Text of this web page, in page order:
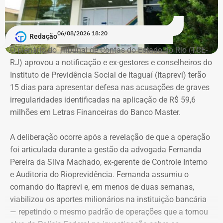
Em documento de consulta pública da Casa da Moeda do
Brasil, Alex Ofredi Melim aparece como representante da
Melim Corretora de Seguros Ltda., empresa que atua no
setor de seguros e planos de saúde.
Declaração de bens de Alex Melim em 2026 — Foto:
Reprodução/Divulgacand
Redação06/08/2026 18:20
O plenário do Tribunal de Contas do Estado do Rio (TCE-
RJ) aprovou a notificação e ex-gestores e conselheiros do
Instituto de Previdência Social de Itaguaí (Itaprevi) terão
15 dias para apresentar defesa nas acusações de graves
irregularidades identificadas na aplicação de R$ 59,6
milhões em Letras Financeiras do Banco Master.
A deliberação ocorre após a revelação de que a operação
foi articulada durante a gestão da advogada Fernanda
Pereira da Silva Machado, ex-gerente de Controle Interno
e Auditoria do Rioprevidência. Fernanda assumiu o
comando do Itaprevi e, em menos de duas semanas,
viabilizou os aportes milionários na instituição bancária
— repetindo o mesmo padrão de operações que a tornou